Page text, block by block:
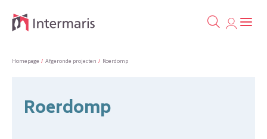
Naar de homepage Ga
Homepage Afgeronde projecten Roerdomp
Roerdomp